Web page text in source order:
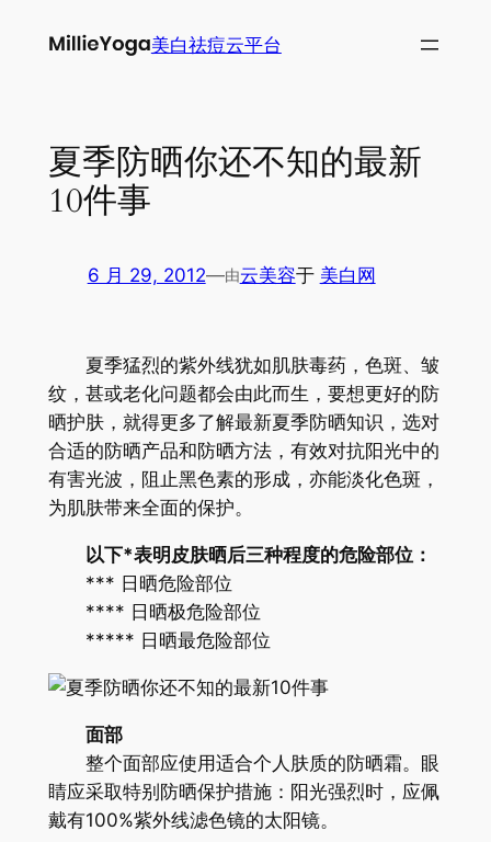
美白祛痘云平台
夏季防晒你还不知的最新
10件事
6 月 29, 2012—由云美容于 美白网
夏季猛烈的紫外线犹如肌肤毒药，色斑、皱
纹，甚或老化问题都会由此而生，要想更好的防
晒护肤，就得更多了解最新夏季防晒知识，选对
合适的防晒产品和防晒方法，有效对抗阳光中的
有害光波，阻止黑色素的形成，亦能淡化色斑，
为肌肤带来全面的保护。
以下*表明皮肤晒后三种程度的危险部位：
*** 日晒危险部位
**** 日晒极危险部位
***** 日晒最危险部位
面部
整个面部应使用适合个人肤质的防晒霜。眼
睛应采取特别防晒保护措施：阳光强烈时，应佩
戴有100%紫外线滤色镜的太阳镜。